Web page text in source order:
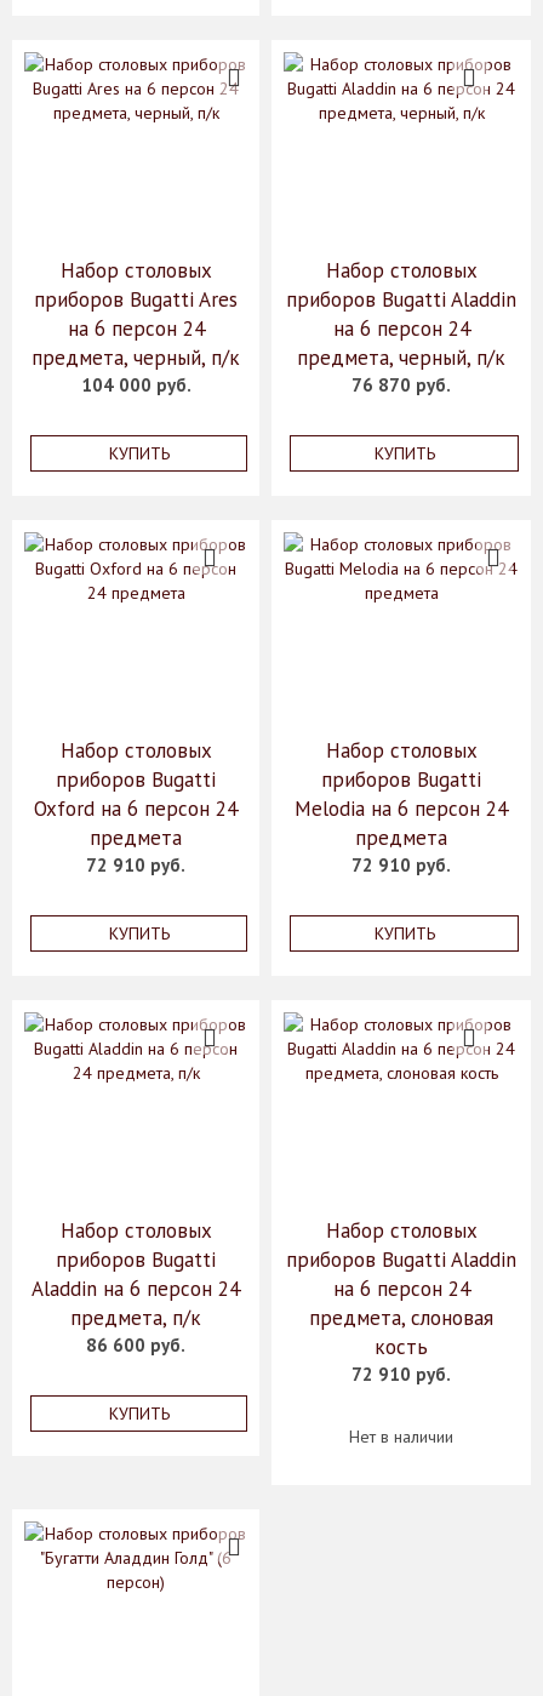
Набор столовых
приборов Bugatti Ares
на 6 персон 24
предмета, черный, п/к
104 000 руб.
КУПИТЬ
Набор столовых
приборов Bugatti Aladdin
на 6 персон 24
предмета, черный, п/к
76 870 руб.
КУПИТЬ
Набор столовых
приборов Bugatti
Oxford на 6 персон 24
предмета
72 910 руб.
КУПИТЬ
Набор столовых
приборов Bugatti
Melodia на 6 персон 24
предмета
72 910 руб.
КУПИТЬ
Набор столовых
приборов Bugatti
Aladdin на 6 персон 24
предмета, п/к
86 600 руб.
КУПИТЬ
Набор столовых
приборов Bugatti Aladdin
на 6 персон 24
предмета, слоновая
кость
72 910 руб.
Нет в наличии